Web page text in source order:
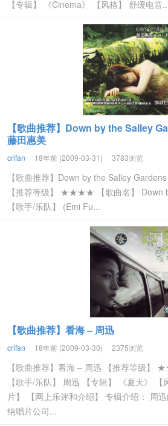
【专辑】 《Cinema》 【风格】 舒缓电音
【歌曲推荐】Down by the Salley
藤田惠美
crifan 18年前 (2009-03-31) 3783浏览
【歌曲推荐】Down by the Salley
【推荐等级】 ★★★★ 【歌曲名】 Down
【歌手/乐队】 (Emi Fu...
【歌曲推荐】看海 – 周迅
crifan 18年前 (2009-03-30) 2375浏览
【歌曲推荐】看海 – 周迅 【推荐等级】
【歌手/乐队】 周迅 【专辑】 《夏天》
片】 【网上乐评和介绍】 专辑介绍： 周
纳唱片公司...